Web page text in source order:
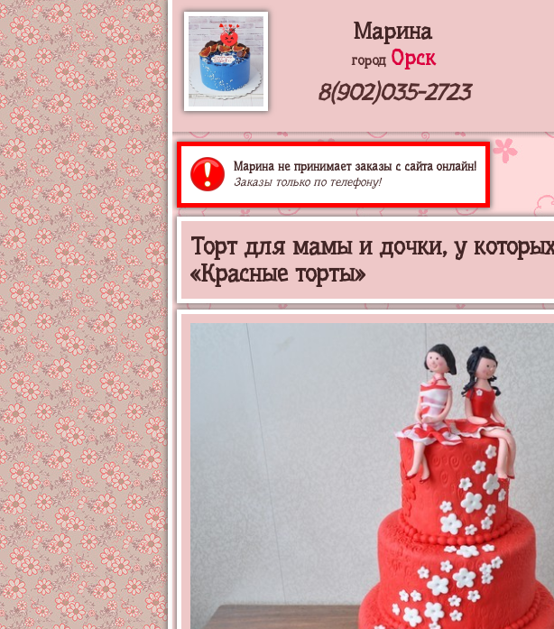
Марина
город Орск
8(902)035-2723
Марина не принимает заказы с сайта онлайн!
Заказы только по телефону!
Торт для мамы и дочки, у
«Красные торты»